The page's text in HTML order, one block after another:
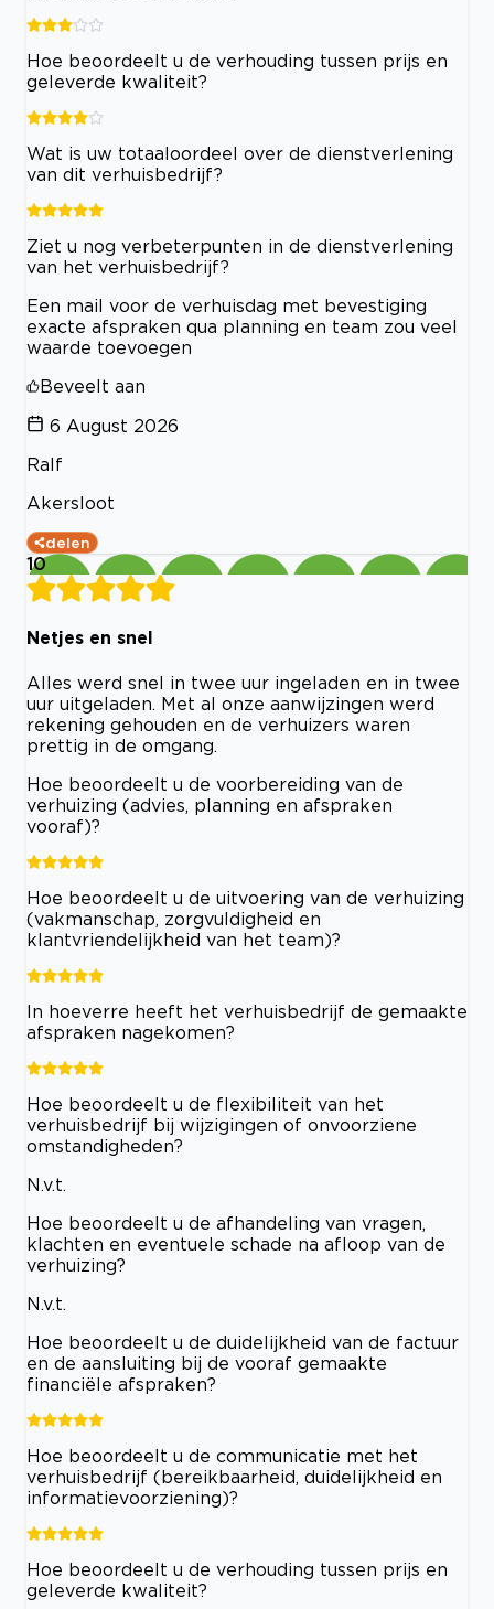
Hoe beoordeelt u de verhouding tussen prijs en
geleverde kwaliteit?
Wat is uw totaaloordeel over de dienstverlening
van dit verhuisbedrijf?
Ziet u nog verbeterpunten in de dienstverlening
van het verhuisbedrijf?
Een mail voor de verhuisdag met bevestiging
exacte afspraken qua planning en team zou veel
waarde toevoegen
Beveelt aan
6 August 2026
Ralf
Akersloot
delen
10
Netjes en snel
Alles werd snel in twee uur ingeladen en in twee
uur uitgeladen. Met al onze aanwijzingen werd
rekening gehouden en de verhuizers waren
prettig in de omgang.
Hoe beoordeelt u de voorbereiding van de
verhuizing (advies, planning en afspraken
vooraf)?
Hoe beoordeelt u de uitvoering van de verhuizing
(vakmanschap, zorgvuldigheid en
klantvriendelijkheid van het team)?
In hoeverre heeft het verhuisbedrijf de gemaakte
afspraken nagekomen?
Hoe beoordeelt u de flexibiliteit van het
verhuisbedrijf bij wijzigingen of onvoorziene
omstandigheden?
N.v.t.
Hoe beoordeelt u de afhandeling van vragen,
klachten en eventuele schade na afloop van de
verhuizing?
N.v.t.
Hoe beoordeelt u de duidelijkheid van de factuur
en de aansluiting bij de vooraf gemaakte
financiële afspraken?
Hoe beoordeelt u de communicatie met het
verhuisbedrijf (bereikbaarheid, duidelijkheid en
informatievoorziening)?
Hoe beoordeelt u de verhouding tussen prijs en
geleverde kwaliteit?